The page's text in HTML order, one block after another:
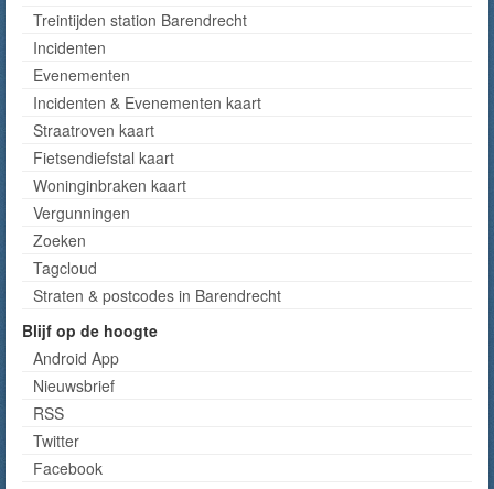
Treintijden station Barendrecht
Incidenten
Evenementen
Incidenten & Evenementen kaart
Straatroven kaart
Fietsendiefstal kaart
Woninginbraken kaart
Vergunningen
Zoeken
Tagcloud
Straten & postcodes in Barendrecht
Blijf op de hoogte
Android App
Nieuwsbrief
RSS
Twitter
Facebook